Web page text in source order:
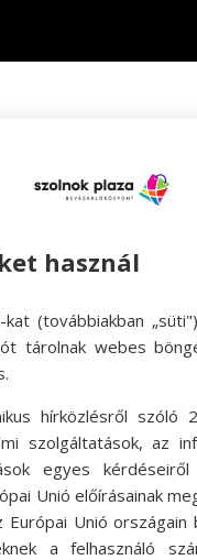
Több, mint 16 éve
melyek keretein belül
évvel ezelőtt
hölgyeket. Segít
amiknek minden
Friss édesanyaként,
világába való
Ezért
öltözködésükkel és
Saját social média
követőit, outfit
színtípusú
http://
használ
kat (továbbiakban
tárolnak webes
hírközlésről szóló
szolgáltatások, az
egyes
Unió előírásainak
Európai Unió országain
a felhasználó